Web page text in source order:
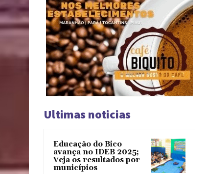
Ultimas noticias
Educação do Bico
avança no IDEB 2025;
Veja os resultados por
municípios